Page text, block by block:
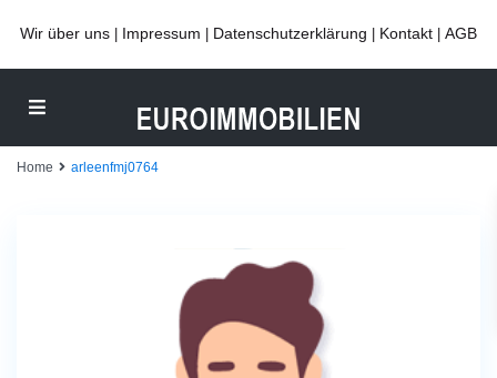
Wir über uns Impressum Datenschutzerklärung Kontakt AGB
Home arleenfmj0764